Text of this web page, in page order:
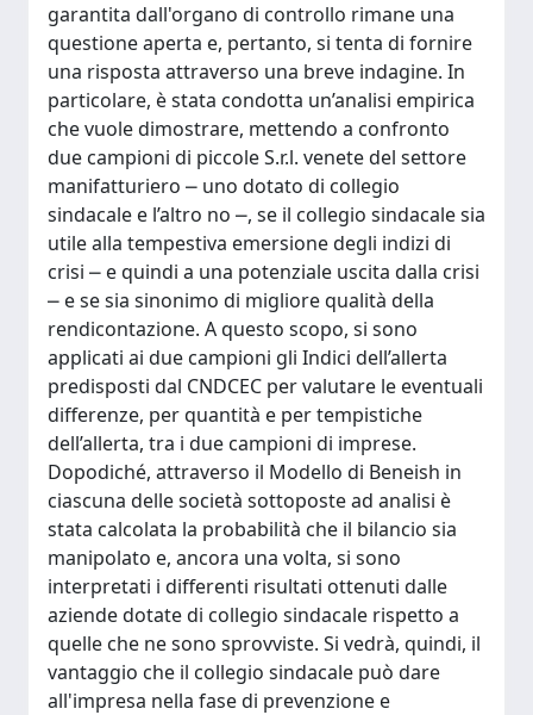
garantita dall'organo di controllo rimane una
questione aperta e, pertanto, si tenta di fornire
una risposta attraverso una breve indagine. In
particolare, è stata condotta un’analisi empirica
che vuole dimostrare, mettendo a confronto
due campioni di piccole S.r.l. venete del settore
manifatturiero ⎼ uno dotato di collegio
sindacale e l’altro no ⎼, se il collegio sindacale sia
utile alla tempestiva emersione degli indizi di
crisi ⎼ e quindi a una potenziale uscita dalla crisi
⎼ e se sia sinonimo di migliore qualità della
rendicontazione. A questo scopo, si sono
applicati ai due campioni gli Indici dell’allerta
predisposti dal CNDCEC per valutare le eventuali
differenze, per quantità e per tempistiche
dell’allerta, tra i due campioni di imprese.
Dopodiché, attraverso il Modello di Beneish in
ciascuna delle società sottoposte ad analisi è
stata calcolata la probabilità che il bilancio sia
manipolato e, ancora una volta, si sono
interpretati i differenti risultati ottenuti dalle
aziende dotate di collegio sindacale rispetto a
quelle che ne sono sprovviste. Si vedrà, quindi, il
vantaggio che il collegio sindacale può dare
all'impresa nella fase di prevenzione e